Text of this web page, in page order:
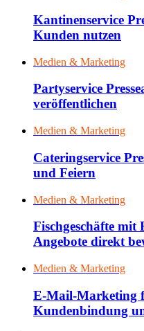
Kantinenservice
Kunden nutzen
Medien & Marketing
Partyservice
veröffentlichen
Medien & Marketing
Cateringservice
und Feiern
Medien & Marketing
Fischgeschäfte
Angebote direkt
Medien & Marketing
E-Mail-Marketing
Kundenbindung